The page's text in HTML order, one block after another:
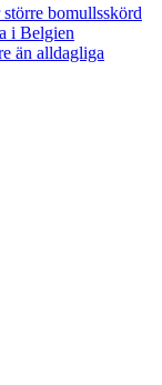
bomullsskörd
i Belgien
än alldagliga